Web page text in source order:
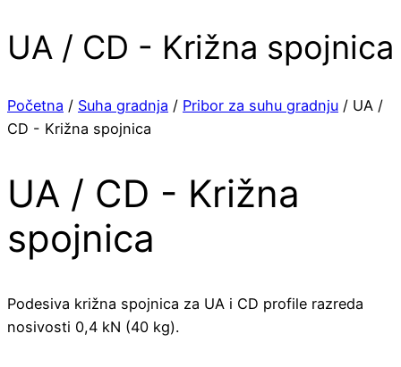
UA / CD - Križna spojnica
Početna / Suha gradnja / Pribor za suhu gradnju / UA /
CD - Križna spojnica
UA / CD - Križna
spojnica
Podesiva križna spojnica za UA i CD profile razreda
nosivosti 0,4 kN (40 kg).